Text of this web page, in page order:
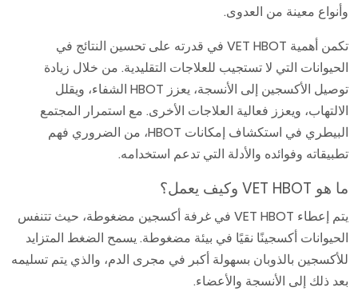
وأنواع معينة من العدوى.
تكمن أهمية VET HBOT في قدرته على تحسين النتائج في
الحيوانات التي لا تستجيب للعلاجات التقليدية. من خلال زيادة
توصيل الأكسجين إلى الأنسجة، يعزز HBOT الشفاء، ويقلل
الالتهاب، ويعزز فعالية العلاجات الأخرى. مع استمرار المجتمع
البيطري في استكشاف إمكانات HBOT، من الضروري فهم
تطبيقاته وفوائده والأدلة التي تدعم استخدامه.
ما هو VET HBOT وكيف يعمل؟
يتم إعطاء VET HBOT في غرفة أكسجين مضغوطة، حيث تتنفس
الحيوانات أكسجينًا نقيًا في بيئة مضغوطة. يسمح الضغط المتزايد
للأكسجين بالذوبان بسهولة أكبر في مجرى الدم، والذي يتم تسليمه
بعد ذلك إلى الأنسجة والأعضاء.